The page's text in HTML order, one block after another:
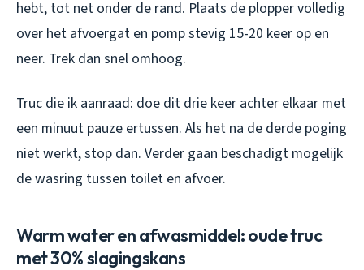
hebt, tot net onder de rand. Plaats de plopper volledig
over het afvoergat en pomp stevig 15-20 keer op en
neer. Trek dan snel omhoog.
Truc die ik aanraad: doe dit drie keer achter elkaar met
een minuut pauze ertussen. Als het na de derde poging
niet werkt, stop dan. Verder gaan beschadigt mogelijk
de wasring tussen toilet en afvoer.
Warm water en afwasmiddel: oude truc
met 30% slagingskans